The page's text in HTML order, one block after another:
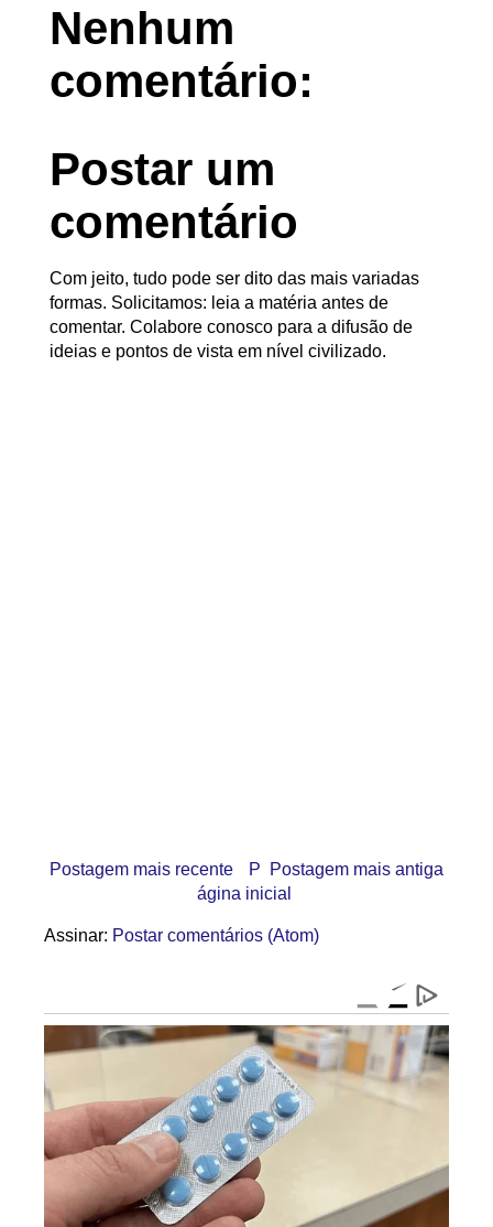
Nenhum
comentário:
Postar um
comentário
Com jeito, tudo pode ser dito das mais variadas
formas. Solicitamos: leia a matéria antes de
comentar. Colabore conosco para a difusão de
ideias e pontos de vista em nível civilizado.
Postagem mais recente Postagem mais antiga
P
ágina inicial
Assinar: Postar comentários (Atom)